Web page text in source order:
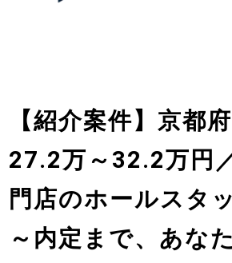
【紹介案件】京都
27.2万～32.2万円
門店のホールスタ
～内定まで、あな